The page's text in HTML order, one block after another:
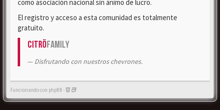
como asociación nacional sin ánimo de lucro.
El registro y acceso a esta comunidad es totalmente
gratuito.
CitröFamily
Disfrutando con nuestros chevrones.
Funcionando con phpBB -